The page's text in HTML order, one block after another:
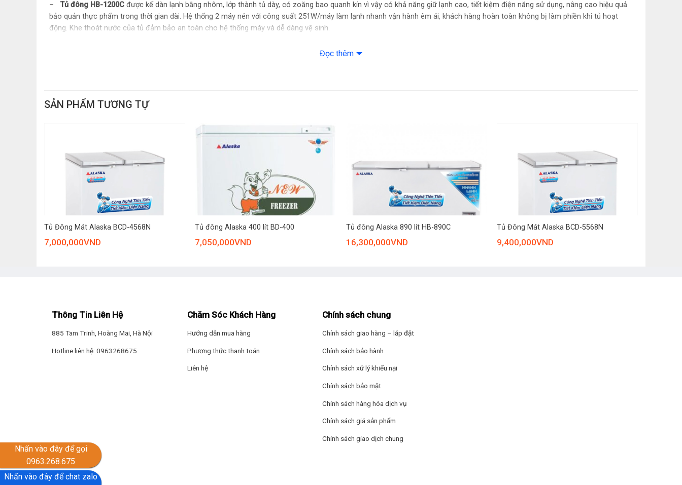
– Tủ đông HB-1200C được kế dàn lạnh bằng nhôm, lớp thành tủ dày, có zoăng bao quanh kín vì vậy có khả năng giữ lạnh cao, tiết kiệm điện năng sử dụng, nâng cao hiệu quả
bảo quản thực phẩm trong thời gian dài. Hệ thống 2 máy nén với công suất 251W/máy làm lạnh nhanh vận hành êm ái, khách hàng hoàn toàn không bị làm phiền khi tủ hoạt
động. Khe thoát nước của tủ đảm bảo an toàn cho hệ thống máy và dễ dàng vệ sinh.
gas sử dụng cho máy nén là loại gas R290 thân thiện với môi trường, tủ có bánh xe chịu lực và di
Đọc thêm
SẢN PHẨM TƯƠNG TỰ
Tủ Đông Mát Alaska BCD-4568N
7,000,000VND
Tủ đông Alaska 400 lít BD-400
7,050,000VND
Tủ đông Alaska 890 lít HB-890C
16,300,000VND
Tủ Đông Mát Alaska BCD-5568N
9,400,000VND
Nhấn vào đây để gọi
0963.268.675
Nhấn vào đây để chat zalo
Thông Tin Liên Hệ
885 Tam Trinh, Hoàng Mai, Hà Nội
Hotline liên hệ: 0963268675
Chăm Sóc Khách Hàng
Hướng dẫn mua hàng
Phương thức thanh toán
Liên hệ
Chính sách chung
Chính sách giao hàng – lắp đặt
Chính sách bảo hành
Chính sách xử lý khiếu nại
Chính sách bảo mật
Chính sách hàng hóa dịch vụ
Chính sách giá sản phẩm
Chính sách giao dịch chung